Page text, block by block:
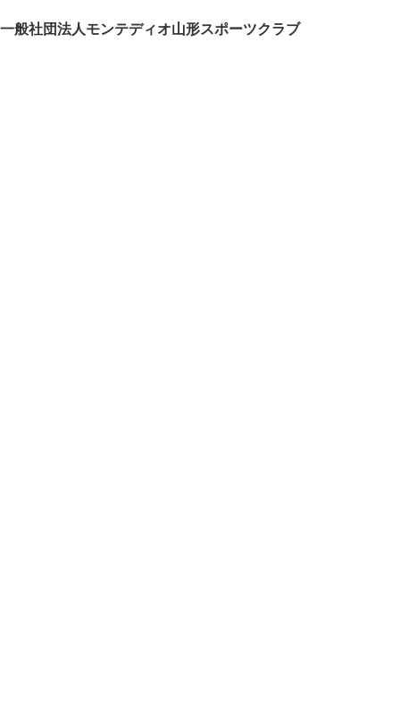
一般社団法人モンテディオ山形スポーツクラブ